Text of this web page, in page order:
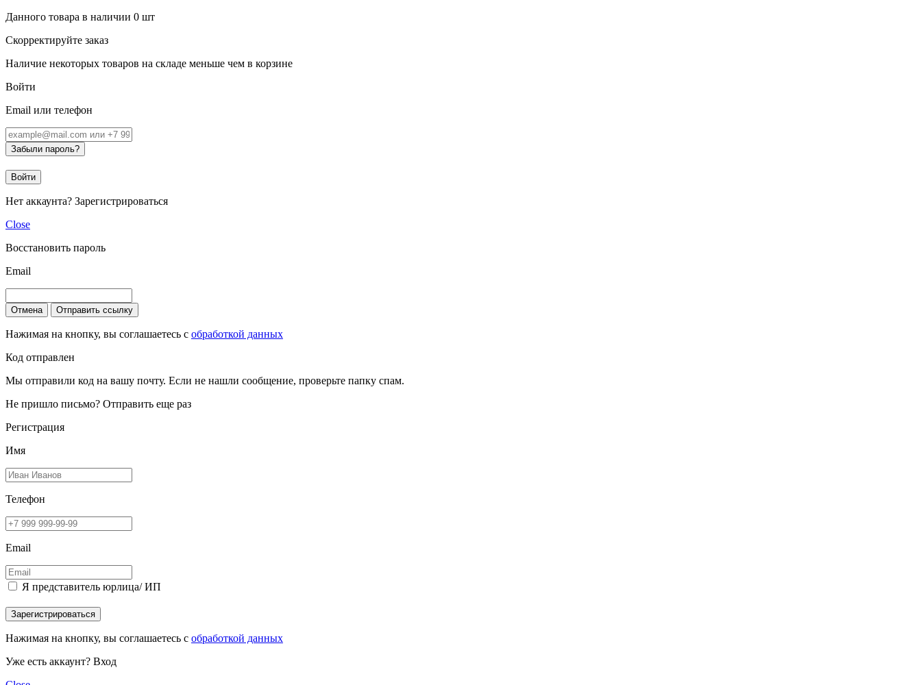
Данного товара в наличии 0 шт
Скорректируйте заказ
Наличие некоторых товаров на складе меньше чем в корзине
Войти
Email или телефон
Забыли пароль?
Войти
Нет аккаунта? Зарегистрироваться
Close
Восстановить пароль
Email
Отмена Отправить ссылку
Нажимая на кнопку, вы соглашаетесь с обработкой данных
Код отправлен
Мы отправили код на вашу почту. Если не нашли сообщение, проверьте папку спам.
Не пришло письмо? Отправить еще раз
Регистрация
Имя
Телефон
Email
Я представитель юрлица/ ИП
Зарегистрироваться
Нажимая на кнопку, вы соглашаетесь с обработкой данных
Уже есть аккаунт? Вход